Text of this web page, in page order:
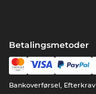
Betalingsmetoder
Bankoverførsel, Efterkrav